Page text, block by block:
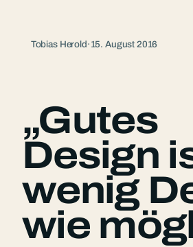
Tobias Herold· 15. August 2016
„Gutes
Design
wenig
wie